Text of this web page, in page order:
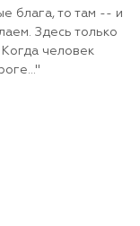
блага, то там -- и
Здесь только
Когда человек